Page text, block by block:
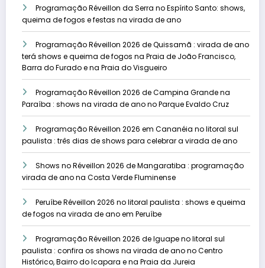
Programação Réveillon da Serra no Espírito Santo: shows,
queima de fogos e festas na virada de ano
Programação Réveillon 2026 de Quissamã : virada de ano
terá shows e queima de fogos na Praia de João Francisco,
Barra do Furado e na Praia do Visgueiro
Programação Réveillon 2026 de Campina Grande na
Paraíba : shows na virada de ano no Parque Evaldo Cruz
Programação Réveillon 2026 em Cananéia no litoral sul
paulista : três dias de shows para celebrar a virada de ano
Shows no Réveillon 2026 de Mangaratiba : programação
virada de ano na Costa Verde Fluminense
Peruíbe Réveillon 2026 no litoral paulista : shows e queima
de fogos na virada de ano em Peruíbe
Programação Réveillon 2026 de Iguape no litoral sul
paulista : confira os shows na virada de ano no Centro
Histórico, Bairro do Icapara e na Praia da Jureia